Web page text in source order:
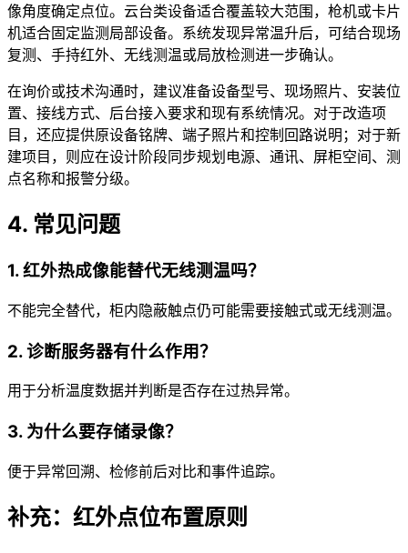
像角度确定点位。云台类设备适合覆盖较大范围，枪机或卡片
机适合固定监测局部设备。系统发现异常温升后，可结合现场
复测、手持红外、无线测温或局放检测进一步确认。
在询价或技术沟通时，建议准备设备型号、现场照片、安装位
置、接线方式、后台接入要求和现有系统情况。对于改造项
目，还应提供原设备铭牌、端子照片和控制回路说明；对于新
建项目，则应在设计阶段同步规划电源、通讯、屏柜空间、测
点名称和报警分级。
4. 常见问题
1. 红外热成像能替代无线测温吗？
不能完全替代，柜内隐蔽触点仍可能需要接触式或无线测温。
2. 诊断服务器有什么作用？
用于分析温度数据并判断是否存在过热异常。
3. 为什么要存储录像？
便于异常回溯、检修前后对比和事件追踪。
补充：红外点位布置原则